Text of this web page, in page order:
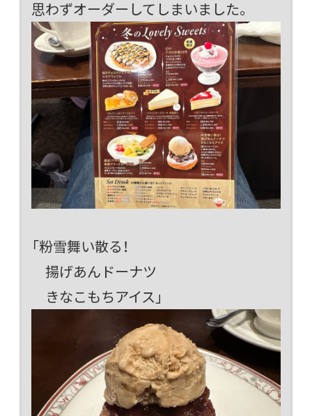
思わずオーダーしてしまいました。
「粉雪舞い散る！
揚げあんドーナツ
きなこもちアイス」